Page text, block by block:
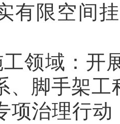
有限空间
工领域：开
、脚手架
项治理行动